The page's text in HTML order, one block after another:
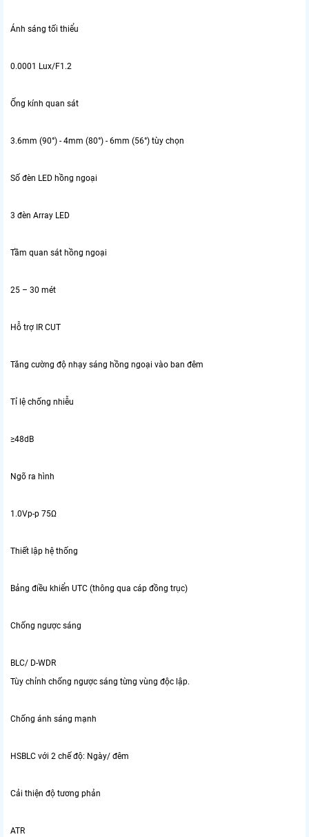
Ánh sáng tối thiểu
0.0001 Lux/F1.2
Ống kính quan sát
3.6mm (90°) - 4mm (80°) - 6mm (56°) tùy chọn
Số đèn LED hồng ngoại
3 đèn Array LED
Tầm quan sát hồng ngoại
25 – 30 mét
Hỗ trợ IR CUT
Tăng cường độ nhạy sáng hồng ngoại vào ban đêm
Tỉ lệ chống nhiễu
≥48dB
Ngõ ra hình
1.0Vp-p 75Ω
Thiết lập hệ thống
Bảng điều khiển UTC (thông qua cáp đồng trục)
Chống ngược sáng
BLC/ D-WDR
Tùy chỉnh chống ngược sáng từng vùng độc lập.
Chống ánh sáng mạnh
HSBLC với 2 chế độ: Ngày/ đêm
Cải thiện độ tương phản
ATR